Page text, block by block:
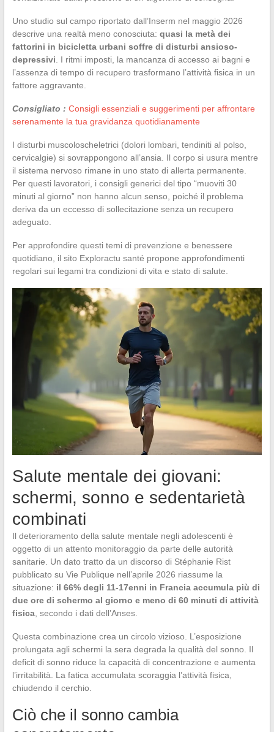
Uno studio sul campo riportato dall’Inserm nel maggio 2026
descrive una realtà meno conosciuta: quasi la metà dei
fattorini in bicicletta urbani soffre di disturbi ansioso-
depressivi . I ritmi imposti, la mancanza di accesso ai bagni e
l’assenza di tempo di recupero trasformano l’attività fisica in un
fattore aggravante.
Consigliato : Consigli essenziali e suggerimenti per affrontare
serenamente la tua gravidanza quotidianamente
I disturbi muscoloscheletrici (dolori lombari, tendiniti al polso,
cervicalgie) si sovrappongono all’ansia. Il corpo si usura mentre
il sistema nervoso rimane in uno stato di allerta permanente.
Per questi lavoratori, i consigli generici del tipo “muoviti 30
minuti al giorno” non hanno alcun senso, poiché il problema
deriva da un eccesso di sollecitazione senza un recupero
adeguato.
Per approfondire questi temi di prevenzione e benessere
quotidiano, il sito Exploractu santé propone approfondimenti
regolari sui legami tra condizioni di vita e stato di salute.
Salute mentale dei giovani:
schermi, sonno e sedentarietà
combinati
Il deterioramento della salute mentale negli adolescenti è
oggetto di un attento monitoraggio da parte delle autorità
sanitarie. Un dato tratto da un discorso di Stéphanie Rist
pubblicato su Vie Publique nell’aprile 2026 riassume la
situazione: il 66% degli 11-17enni in Francia accumula più di
due ore di schermo al giorno e meno di 60 minuti di attività
fisica, secondo i dati dell’Anses.
Questa combinazione crea un circolo vizioso. L’esposizione
prolungata agli schermi la sera degrada la qualità del sonno. Il
deficit di sonno riduce la capacità di concentrazione e aumenta
l’irritabilità. La fatica accumulata scoraggia l’attività fisica,
chiudendo il cerchio.
Ciò che il sonno cambia